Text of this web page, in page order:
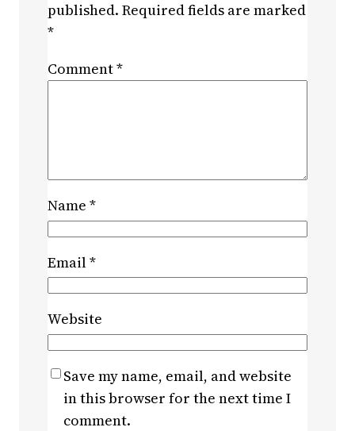
published. Required fields are marked
*
Comment*
Name *
Email*
Website
Save my name, email, and website
in this browser for the next time I
comment.